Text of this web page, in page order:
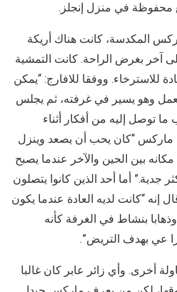
محفوظة في منزل إنجلز.
المكدسة، كانت هناك أريكة
آخر بغرض الراحة. كانت التمشية
للاسترخاء. ووفقا للافارج: “يمكن
وهو يسير في غرفته، ثم يجلس
توصل إليه من أفكار أثناء
ماركس “كان يحب أن يصعد وينزل
بين الحين والآخر عندما يصبح
جدية.” أما أحد الذين كانوا يتصلون
إنه “كانت لديه العادة عندما يكون
بنشاط في الغرفة كأنه
بهدف التريض”.
أخرى. وأي زائر عابر كان غالبا